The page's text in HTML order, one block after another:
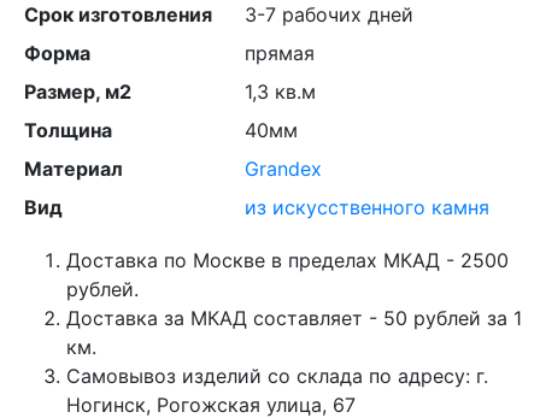
Срок изготовления
3-7 рабочих дней
Форма
прямая
Размер, м2
1,3 кв.м
Толщина
40мм
Материал
Grandex
Вид
из искусственного камня
Доставка по Москве в пределах МКАД - 2500
рублей.
Доставка за МКАД составляет - 50 рублей за 1
км.
Самовывоз изделий со склада по адресу: г.
Ногинск, Рогожская улица, 67